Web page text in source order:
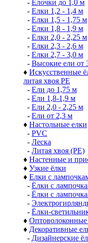
- Елочки до 1,0 м
- Елки 1,2 - 1,4 м
- Елки 1,5 - 1,75 м
- Елки 1,8 - 1,9 м
- Елки 2,0 - 2,25 м
- Елки 2,3 - 2,6 м
- Елки 2,7 - 3,0 м
- Высокие ели от
♦ Искусственные
литая хвоя РЕ
- Ели до 1,75 м
- Ели 1,8-1,9 м
- Ели 2,0 - 2,25 м
- Ели от 2,3 м
♦ Настольные елки
- PVC
- Леска
- Литая хвоя (РЕ)
♦ Настенные и
♦ Узкие ёлки
♦ Елки с
- Ёлки с
- Ёлки с
-
- Ёлки-
♦ Оптоволоконные
♦ Декоративные
- Дизайнерские